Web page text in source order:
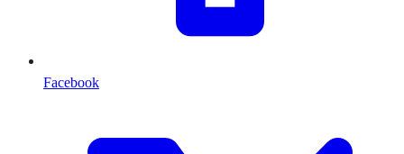
Facebook